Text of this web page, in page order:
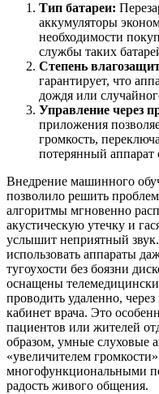
Тип батареи:
аккумуляторы
необходимости
службы таких
Степень
гарантирует, что
дождя или
Управление через
приложения
громкость,
потерянный
Внедрение машинного
позволило решить
алгоритмы мгновенно
акустическую утечку и
услышит неприятный
использовать аппараты
тугоухости без боязни
оснащены
проводить удаленно,
кабинет врача. Это
пациентов или жителей
образом, умные слуховые
«увеличителем
многофункциональными
радость живого общения.